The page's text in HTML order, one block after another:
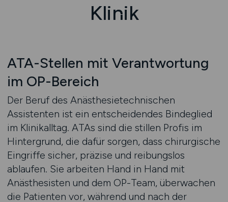
Klinik
ATA-Stellen mit Verantwortung
im OP-Bereich
Der Beruf des Anästhesietechnischen
Assistenten ist ein entscheidendes Bindeglied
im Klinikalltag. ATAs sind die stillen Profis im
Hintergrund, die dafür sorgen, dass chirurgische
Eingriffe sicher, präzise und reibungslos
ablaufen. Sie arbeiten Hand in Hand mit
Anästhesisten und dem OP-Team, überwachen
die Patienten vor, während und nach der